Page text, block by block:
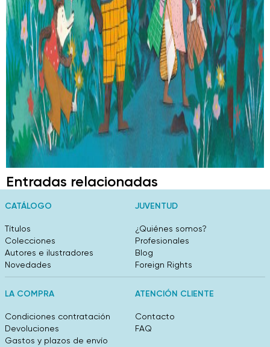
Entradas relacionadas
CATÁLOGO
Títulos
Colecciones
Autores e ilustradores
Novedades
JUVENTUD
¿Quiénes somos?
Profesionales
Blog
Foreign Rights
LA COMPRA
Condiciones contratación
Devoluciones
Gastos y plazos de envío
ATENCIÓN CLIENTE
Contacto
FAQ